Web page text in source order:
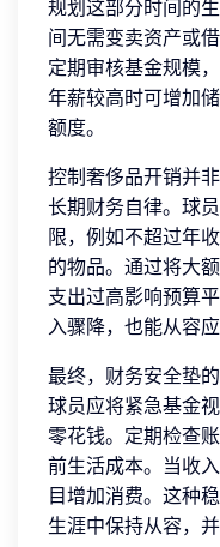
规划这部分时间的
间无需变卖资产或
定期审核基金规模
年薪较高时可增加
额度。
控制奢侈品开销并
长期财务自律。球
限，例如不超过年
的物品。通过将大
支出过高影响预算
入骤降，也能从容应
最终，财务安全垫
球员应将紧急基金
零花钱。定期检查
前生活成本。当收
目增加消费。这种
生涯中保持从容，